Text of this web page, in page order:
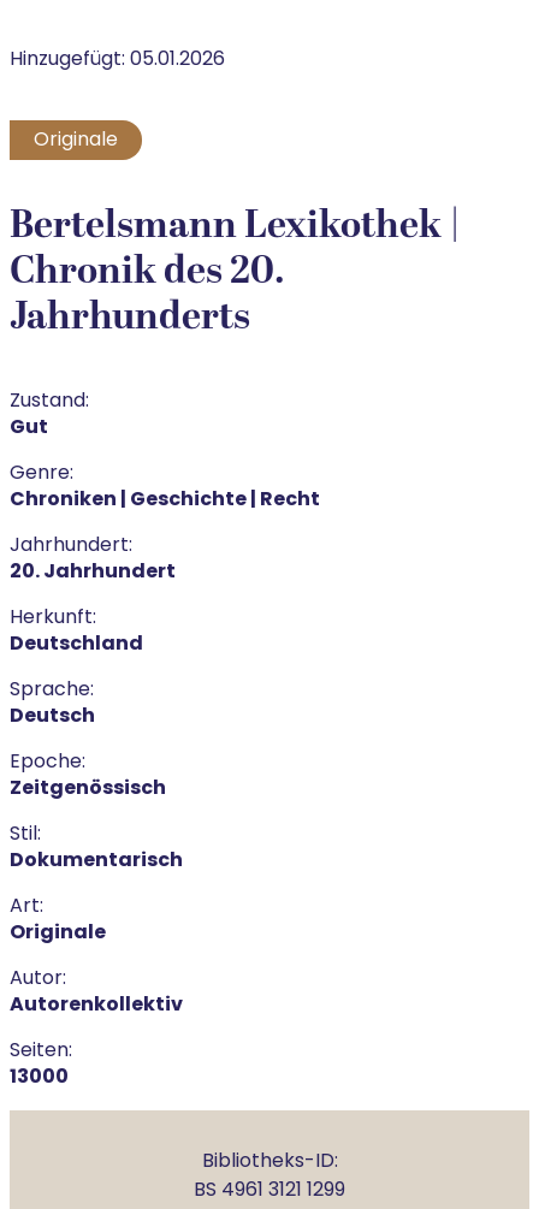
Hinzugefügt:05.01.2026
Originale
Bertelsmann Lexikothek |
Chronik des 20.
Jahrhunderts
Zustand:
Gut
Genre:
Chroniken | Geschichte | Recht
Jahrhundert:
20. Jahrhundert
Herkunft:
Deutschland
Sprache:
Deutsch
Epoche:
Zeitgenössisch
Stil:
Dokumentarisch
Art:
Originale
Autor:
Autorenkollektiv
Seiten:
13000
Bibliotheks-ID:
BS 4961 3121 1299